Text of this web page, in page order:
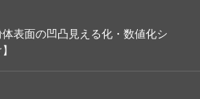
表面の凹凸見える化・数値化シ